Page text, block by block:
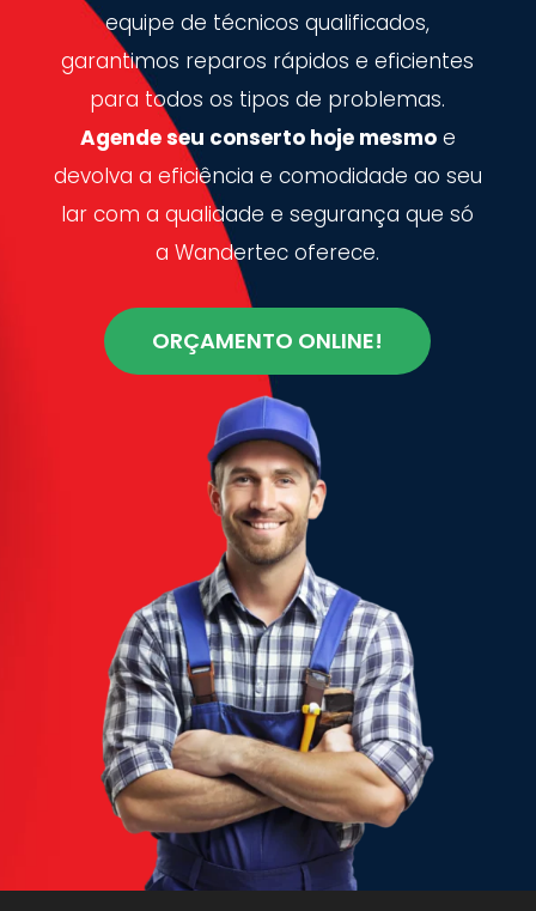
equipe de técnicos qualificados,
garantimos reparos rápidos e eficientes
para todos os tipos de problemas.
Agende seu conserto hoje mesmoe
devolva a eficiência e comodidade ao seu
lar com a qualidade e segurança que só
a Wandertec oferece.
ORÇAMENTO ONLINE!